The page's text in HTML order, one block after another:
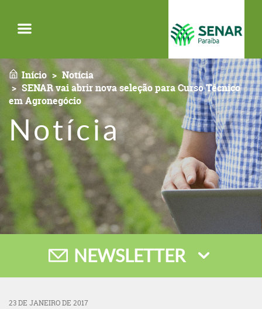
Início
Notícia
SENAR vai abrir nova seleção para Curso Técnico
em Agronegócio
Notícia
NEWSLETTER
23 DE JANEIRO DE 2017